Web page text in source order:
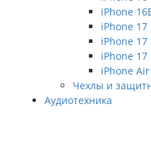
iPhone
iPhone 17
iPhone 17
iPhone 17
iPhone Air
Чехлы и
Аудиотехника